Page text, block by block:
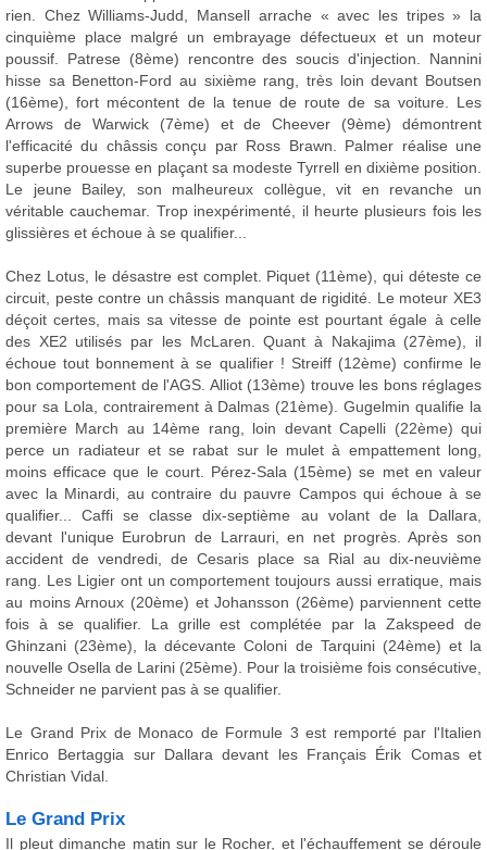
rien. Chez Williams-Judd, Mansell arrache « avec les tripes » la
cinquième place malgré un embrayage défectueux et un moteur
poussif. Patrese (8ème) rencontre des soucis d'injection. Nannini
hisse sa Benetton-Ford au sixième rang, très loin devant Boutsen
(16ème), fort mécontent de la tenue de route de sa voiture. Les
Arrows de Warwick (7ème) et de Cheever (9ème) démontrent
l'efficacité du châssis conçu par Ross Brawn. Palmer réalise une
superbe prouesse en plaçant sa modeste Tyrrell en dixième position.
Le jeune Bailey, son malheureux collègue, vit en revanche un
véritable cauchemar. Trop inexpérimenté, il heurte plusieurs fois les
glissières et échoue à se qualifier...
Chez Lotus, le désastre est complet. Piquet (11ème), qui déteste ce
circuit, peste contre un châssis manquant de rigidité. Le moteur XE3
déçoit certes, mais sa vitesse de pointe est pourtant égale à celle
des XE2 utilisés par les McLaren. Quant à Nakajima (27ème), il
échoue tout bonnement à se qualifier ! Streiff (12ème) confirme le
bon comportement de l'AGS. Alliot (13ème) trouve les bons réglages
pour sa Lola, contrairement à Dalmas (21ème). Gugelmin qualifie la
première March au 14ème rang, loin devant Capelli (22ème) qui
perce un radiateur et se rabat sur le mulet à empattement long,
moins efficace que le court. Pérez-Sala (15ème) se met en valeur
avec la Minardi, au contraire du pauvre Campos qui échoue à se
qualifier... Caffi se classe dix-septième au volant de la Dallara,
devant l'unique Eurobrun de Larrauri, en net progrès. Après son
accident de vendredi, de Cesaris place sa Rial au dix-neuvième
rang. Les Ligier ont un comportement toujours aussi erratique, mais
au moins Arnoux (20ème) et Johansson (26ème) parviennent cette
fois à se qualifier. La grille est complétée par la Zakspeed de
Ghinzani (23ème), la décevante Coloni de Tarquini (24ème) et la
nouvelle Osella de Larini (25ème). Pour la troisième fois consécutive,
Schneider ne parvient pas à se qualifier.
Le Grand Prix de Monaco de Formule 3 est remporté par l'Italien
Enrico Bertaggia sur Dallara devant les Français Érik Comas et
Christian Vidal.
Le Grand Prix
Il pleut dimanche matin sur le Rocher, et l'échauffement se déroule